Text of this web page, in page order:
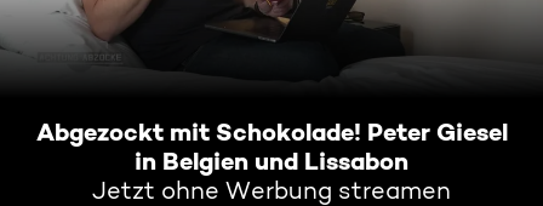
Abgezockt mit Schokolade! Peter Giesel
in Belgien und Lissabon
Jetzt ohne Werbung streamen